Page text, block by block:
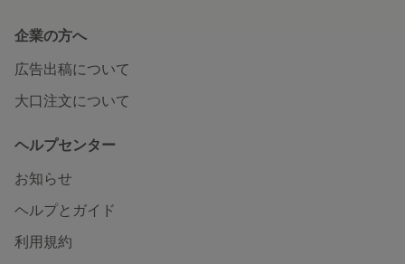
企業の方へ
広告出稿について
大口注文について
ヘルプセンター
お知らせ
ヘルプとガイド
利用規約